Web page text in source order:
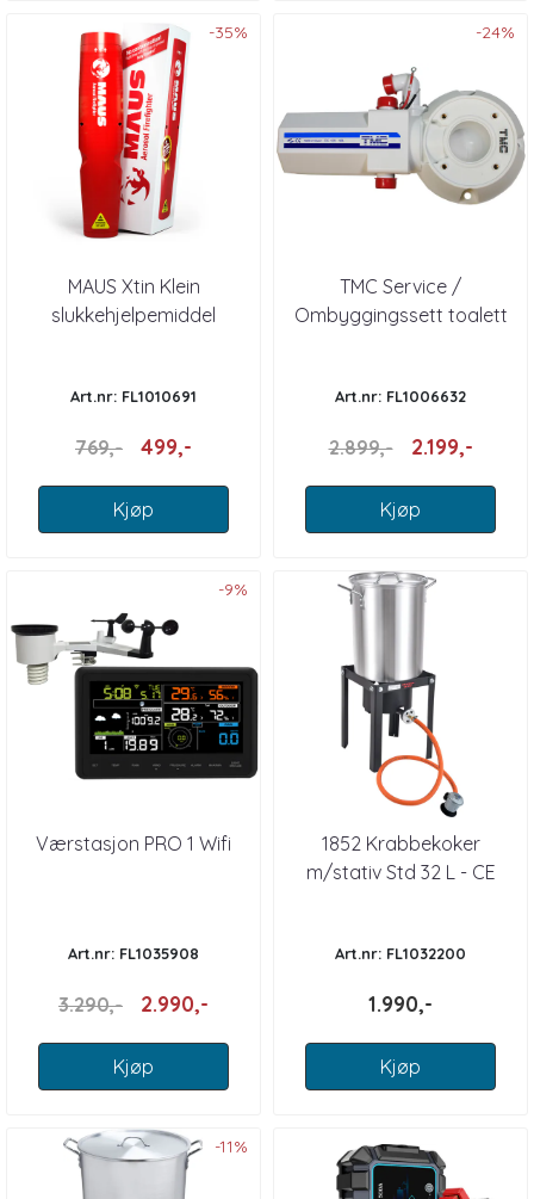
-35%
MAUS Xtin Klein
slukkehjelpemiddel
Art.nr: FL1010691
769,- 499,-
Kjøp
-24%
TMC Service /
Ombyggingssett toalett
Art.nr: FL1006632
2.899,- 2.199,-
Kjøp
-9%
Værstasjon PRO 1 Wifi
Art.nr: FL1035908
3.290,- 2.990,-
Kjøp
1852 Krabbekoker
m/stativ Std 32 L - CE
Art.nr: FL1032200
1.990,-
Kjøp
-11%